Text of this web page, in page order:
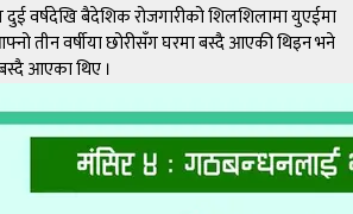
दुई वर्षदेखि बैदेशिक रोजगारीको शिलशिलामा युएईमा
तीन वर्षीया छोरीसँग घरमा बस्दै आएकी थिइन भने
आएका थिए ।